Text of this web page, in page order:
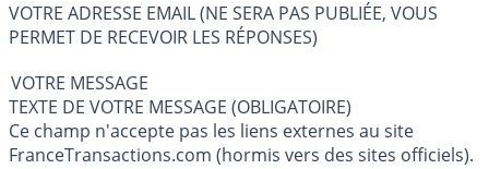
VOTRE ADRESSE EMAIL (NE SERA PAS PUBLIÉE, VOUS
PERMET DE RECEVOIR LES RÉPONSES)
VOTRE MESSAGE
TEXTE DE VOTRE MESSAGE (OBLIGATOIRE)
Ce champ n'accepte pas les liens externes au site
FranceTransactions.com (hormis vers des sites officiels).